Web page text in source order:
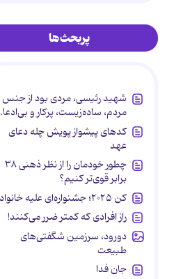
پربحث‌ها
شهید رئیسی، مردی بود از جنس
مردم، ساده‌زیست، پرکار و بی‌ادعا.
کدهای پیشواز پویش چله دعای
عهد
چطور خودمان را از نظر ذهنی ۳۸
برابر قوی‌تر کنیم؟
کن ۲۰۲۵؛ جشنواره‌ای علیه خانواده
راز افرادی که کمتر ضرر می‌کنند!
دورود، سرزمین شگفتی‌های
طبیعت
جان فدا